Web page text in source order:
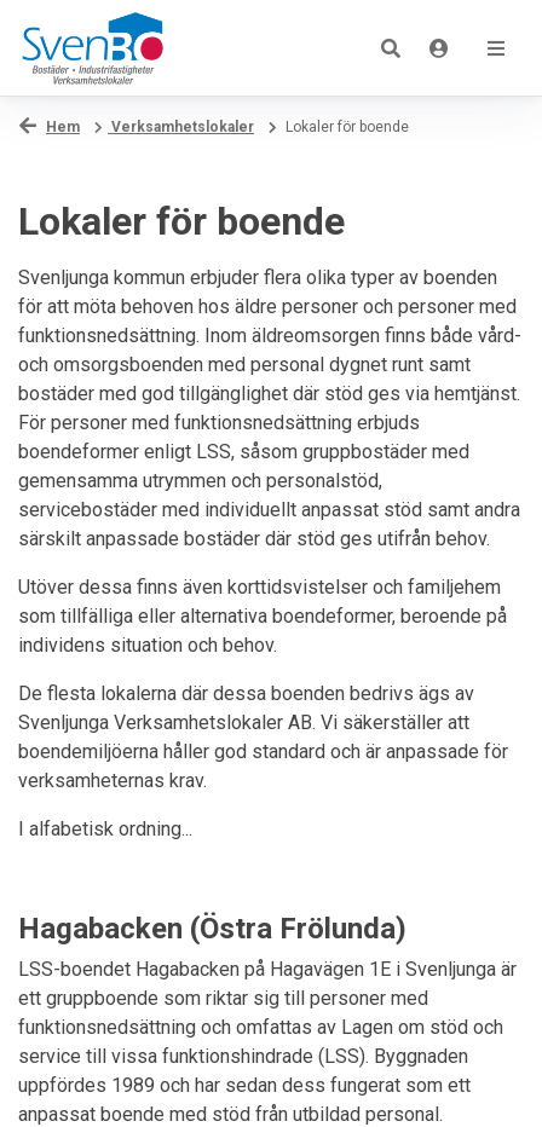
Hem Verksamhetslokaler Lokaler för boende
Lokaler för boende
Svenljunga kommun erbjuder flera olika typer av boenden
för att möta behoven hos äldre personer och personer med
funktionsnedsättning. Inom äldreomsorgen finns både vård-
och omsorgsboenden med personal dygnet runt samt
bostäder med god tillgänglighet där stöd ges via hemtjänst.
För personer med funktionsnedsättning erbjuds
boendeformer enligt LSS, såsom gruppbostäder med
gemensamma utrymmen och personalstöd,
servicebostäder med individuellt anpassat stöd samt andra
särskilt anpassade bostäder där stöd ges utifrån behov.
Utöver dessa finns även korttidsvistelser och familjehem
som tillfälliga eller alternativa boendeformer, beroende på
individens situation och behov.
De flesta lokalerna där dessa boenden bedrivs ägs av
Svenljunga Verksamhetslokaler AB. Vi säkerställer att
boendemiljöerna håller god standard och är anpassade för
verksamheternas krav.
I alfabetisk ordning...
Hagabacken (Östra Frölunda)
LSS-boendet Hagabacken på Hagavägen 1E i Svenljunga är
ett gruppboende som riktar sig till personer med
funktionsnedsättning och omfattas av Lagen om stöd och
service till vissa funktionshindrade (LSS). Byggnaden
uppfördes 1989 och har sedan dess fungerat som ett
anpassat boende med stöd från utbildad personal.